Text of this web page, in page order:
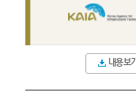
내용보기